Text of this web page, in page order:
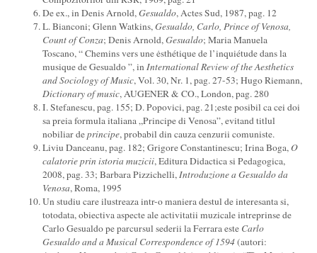
De ex., in Denis Arnold,Gesualdo, Actes Sud, 1987, pag. 12
L. Bianconi; Glenn Watkins,Gesualdo, Carlo, Prince of Venosa,
Count of Conza; Denis Arnold,Gesualdo; Maria Manuela
Toscano, “ Chemins vers une ėsthétique de l’inquiétude dans la
musique de Gesualdo ”, inInternational Review of the Aesthetics
and Sociology of Music, Vol. 30, Nr. 1, pag. 27-53; Hugo Riemann,
Dictionary of music, AUGENER & CO., London, pag. 280
I. Stefanescu, pag. 155; D. Popovici, pag. 21;este posibil ca cei doi
sa preia formula italiana „Principe di Venosa”, evitand titlul
nobiliar deprincipe, probabil din cauza cenzurii comuniste.
Liviu Danceanu, pag. 182; Grigore Constantinescu; Irina Boga,O
calatorie prin istoria muzicii, Editura Didactica si Pedagogica,
2008, pag. 33; Barbara Pizzichelli,Introduzione a Gesualdo da
Venosa, Roma, 1995
Un studiu care ilustreaza intr-o maniera destul de interesanta si,
totodata, obiectiva aspecte ale activitatii muzicale intreprinse de
Carlo Gesualdo pe parcursul sederii la Ferrara este Carlo
Gesualdo and a Musical Correspondence of 1594(autori: